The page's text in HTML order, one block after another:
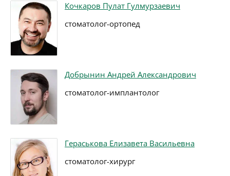
Кочкаров Пулат Гулмурзаевич
стоматолог-ортопед
Добрынин Андрей Александрович
стоматолог-имплантолог
Гераськова Елизавета Васильевна
стоматолог-хирург